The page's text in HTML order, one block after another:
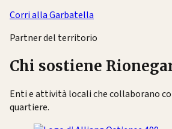
Corri alla Garbatella
Partner del territorio
Chi sostiene
Enti e attività locali che collaborano
quartiere.